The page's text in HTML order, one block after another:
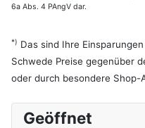
6a Abs. 4 PAngV dar.
*) Das sind Ihre
Schwede Preise gegenüber
oder durch besondere Shop-
Geöffnet